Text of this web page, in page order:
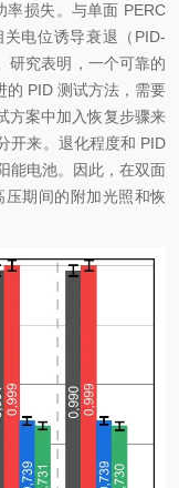
失。与单面 PERC
关电位诱导衰退（PID-
究表明，一个可靠的
PID 测试方法，需要
试方案中加入恢复步骤来
。退化程度和 PID
池。因此，在双面
压期间的附加光照和恢